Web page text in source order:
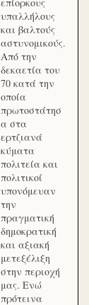
υπαλλήλους
και βαλτούς
αστυνομικούς.
Από την
δεκαετία του
70 κατά την
οποία
πρωτοστάτησ
α στα
ερτζιανά
κύματα
πολιτεία και
πολιτικοί
υπονόμευαν
την
πραγματική
δημοκρατική
και αξιακή
μετεξέλιξη
στην περιοχή
μας. Ενώ
πρότεινα